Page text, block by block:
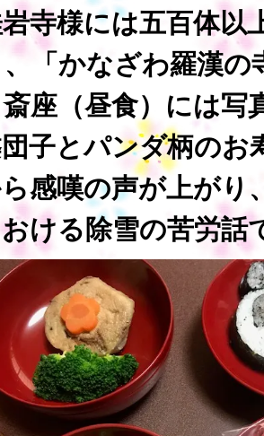
寺様には五百体以
「かなざわ羅漢の
座（昼食）には写
子とパンダ柄のお
感嘆の声が上がり
ける除雪の苦労話